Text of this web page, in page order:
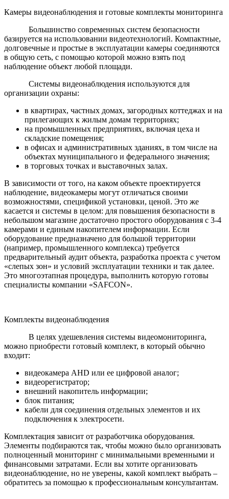
Камеры видеонаблюдения и готовые комплекты мониторинга
Большинство современных систем безопасности
базируется на использовании видеотехнологий. Компактные,
долговечные и простые в эксплуатации камеры соединяются
в общую сеть, с помощью которой можно взять под
наблюдение объект любой площади.
Системы видеонаблюдения используются для
организации охраны:
в квартирах, частных домах, загородных коттеджах и на
прилегающих к жилым домам территориях;
на промышленных предприятиях, включая цеха и
складские помещения;
в офисах и административных зданиях, в том числе на
объектах муниципального и федерального значения;
в торговых точках и выставочных залах.
В зависимости от того, на каком объекте проектируется
наблюдение, видеокамеры могут отличаться своими
возможностями, спецификой установки, ценой. Это же
касается и системы в целом: для повышения безопасности в
небольшом магазине достаточно простого оборудования с 3-4
камерами и единым накопителем информации. Если
оборудование предназначено для большой территории
(например, промышленного комплекса) требуется
предварительный аудит объекта, разработка проекта с учетом
«слепых зон» и условий эксплуатации техники и так далее.
Это многоэтапная процедура, выполнить которую готовы
специалисты компании «SAFCON».
Комплекты видеонаблюдения
В целях удешевления системы видеомониторинга,
можно приобрести готовый комплект, в который обычно
входит:
видеокамера AHD или ее цифровой аналог;
видеорегистратор;
внешний накопитель информации;
блок питания;
кабели для соединения отдельных элементов и их
подключения к электросети.
Комплектация зависит от разработчика оборудования.
Элементы подбираются так, чтобы можно было организовать
полноценный мониторинг с минимальными временными и
финансовыми затратами. Если вы хотите организовать
видеонаблюдение, но не уверены, какой комплект выбрать –
обратитесь за помощью к профессиональным консультантам.